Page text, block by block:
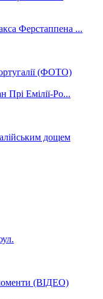
(ФОТО)
дощем
(ВІДЕО)